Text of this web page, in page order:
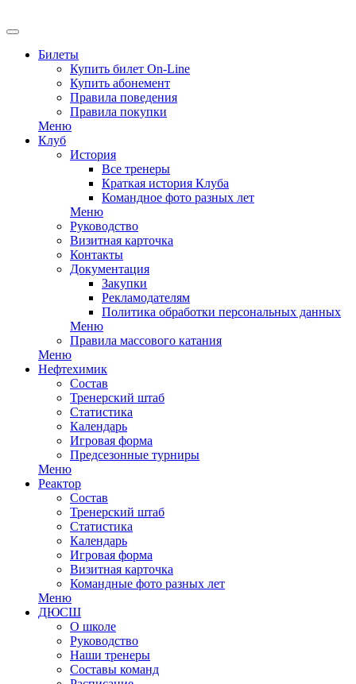
Билеты
Купить билет On-Line
Купить абонемент
Правила поведения
Правила покупки
Меню
Клуб
История
Все тренеры
Краткая история Клуба
Командное фото разных лет
Меню
Руководство
Визитная карточка
Контакты
Документация
Закупки
Рекламодателям
Политика обработки персональных данных
Меню
Правила массового катания
Меню
Нефтехимик
Состав
Тренерский штаб
Статистика
Календарь
Игровая форма
Предсезонные турниры
Меню
Реактор
Состав
Тренерский штаб
Статистика
Календарь
Игровая форма
Визитная карточка
Командные фото разных лет
Меню
ДЮСШ
О школе
Руководство
Наши тренеры
Составы команд